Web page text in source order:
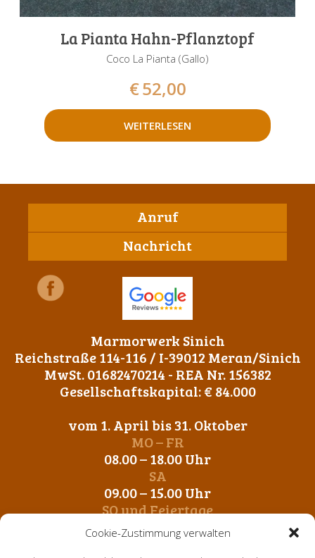
Cookie-Zustimmung verwalten
La Pianta Hahn-Pflanztopf
Coco La Pianta (Gallo)
€52,00
WEITERLESEN
Anruf
Nachricht
Marmorwerk Sinich
Reichstraße 114-116 / I-39012 Meran/Sinich
MwSt. 01682470214 - REA Nr. 156382
Gesellschaftskapital: € 84.000
vom 1. April bis 31. Oktober
MO – FR
08.00 – 18.00 Uhr
SA
09.00 – 15.00 Uhr
SO und Feiertage
Geschlossen